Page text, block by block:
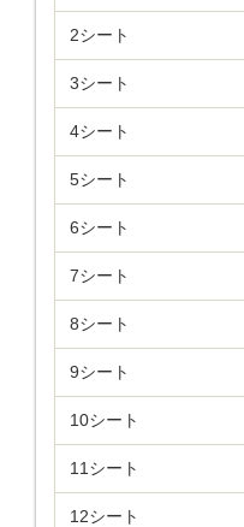
2シート
3シート
4シート
5シート
6シート
7シート
8シート
9シート
10シート
11シート
12シート